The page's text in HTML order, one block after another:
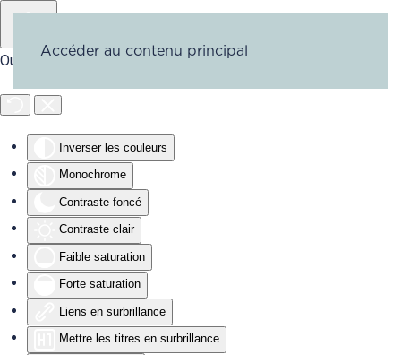
Outils d'accessibilité
Inverser les couleurs
Monochrome
Contraste foncé
Contraste clair
Faible saturation
Forte saturation
Liens en surbrillance
Mettre les titres en surbrillance
Accéder au contenu principal